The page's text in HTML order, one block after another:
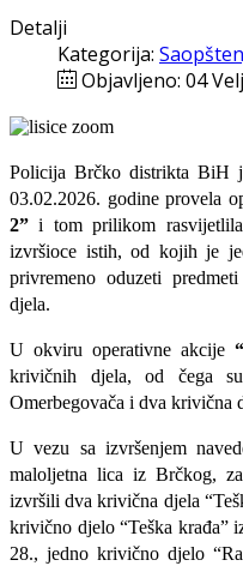
Detalji
Kategorija:
Objavljeno: 04
Policija Brčko distrikta BiH
03.02.2026. godine provela
2”i tom prilikom
izvršioce istih, od kojih je
privremeno oduzeti
djela.
U okviru operativne akcije
krivičnih djela, od čega
Omerbegovača i dva krivična
U vezu sa izvršenjem
maloljetna lica iz Brčkog,
izvršili dva krivična djela
krivično djelo “Teška krađa”
28., jedno krivično djelo